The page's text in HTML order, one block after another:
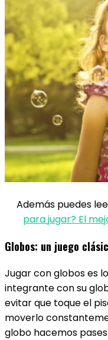
Además puedes
para jugar? El
Globos: un juego
Jugar con globos es
integrante con su
evitar que toque el
moverlo
globo hacemos